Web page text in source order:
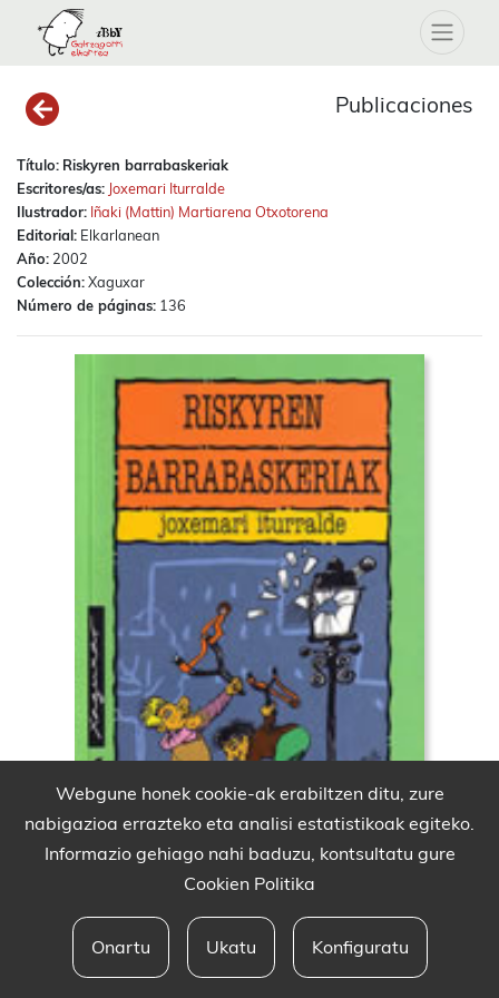
Publicaciones
Título: Riskyren barrabaskeriak
Escritores/as: Joxemari Iturralde
Ilustrador: Iñaki (Mattin) Martiarena Otxotorena
Editorial: Elkarlanean
Año: 2002
Colección:Xaguxar
Número de páginas: 136
Webgune honek cookie-ak erabiltzen ditu, zure
nabigazioa errazteko eta analisi estatistikoak egiteko.
Informazio gehiago nahi baduzu, kontsultatu gure
Cookien Politika
Onartu Ukatu Konfiguratu